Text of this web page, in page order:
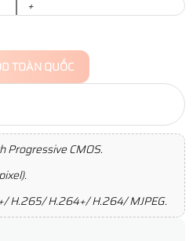
+
TOÀN QUỐC
Progressive CMOS.
H.265/ H.264+/ H.264/ MJPEG.